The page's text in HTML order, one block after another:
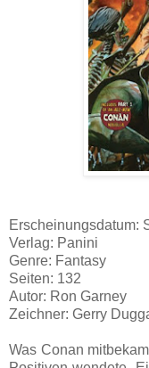
Erscheinungsdatum:
Verlag: Panini
Genre: Fantasy
Seiten: 132
Autor: Ron Garney
Zeichner: Gerry
Was Conan